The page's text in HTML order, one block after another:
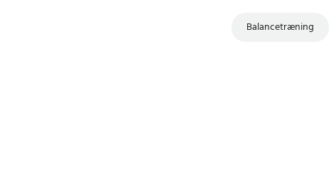
Balancetræning